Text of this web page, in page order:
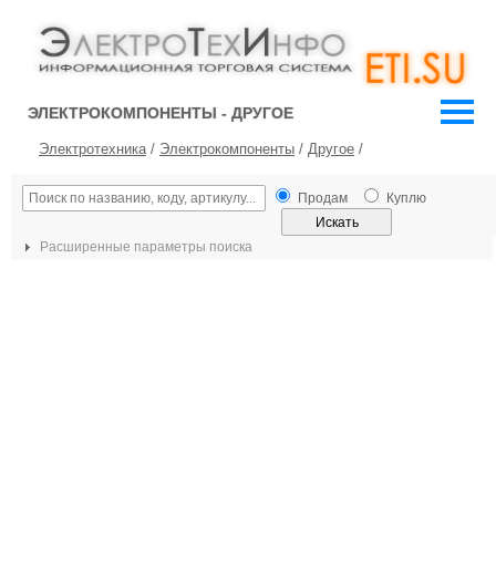
ЭЛЕКТРОКОМПОНЕНТЫ - ДРУГОЕ
Электротехника/ Электрокомпоненты / Другое /
Продам Куплю
Расширенные параметры поиска